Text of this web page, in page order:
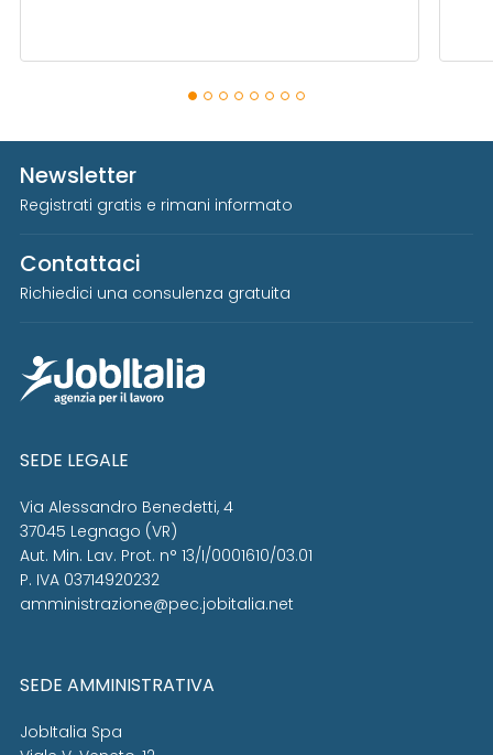
Newsletter
Registrati gratis e rimani informato
Contattaci
Richiedici una consulenza gratuita
SEDE LEGALE
Via Alessandro Benedetti, 4
37045 Legnago (VR)
Aut. Min. Lav. Prot. n° 13/I/0001610/03.01
P. IVA 03714920232
amministrazione@pec.jobitalia.net
SEDE AMMINISTRATIVA
JobItalia Spa